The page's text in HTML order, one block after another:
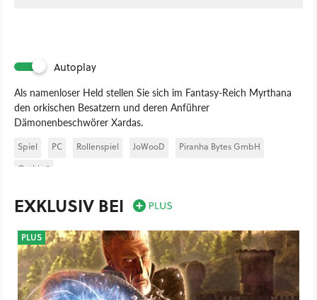
Autoplay
Als namenloser Held stellen Sie sich im Fantasy-Reich Myrthana
den orkischen Besatzern und deren Anführer
Dämonenbeschwörer Xardas.
Spiel PC Rollenspiel JoWooD
Piranha Bytes GmbH
Gothic 3
EXKLUSIV BEI
PLUS